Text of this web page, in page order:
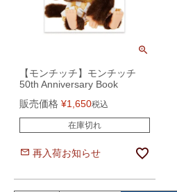
【モンチッチ】モンチッチ
50th Anniversary Book
販売価格 ¥1,650税込
在庫切れ
再入荷お知らせ